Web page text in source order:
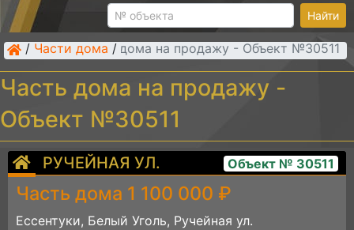
Найти
/ Части дома /
Часть дома на продажу - Объект №30511
Часть дома на продажу -
Объект №30511
РУЧЕЙНАЯ УЛ. Объект № 30511
Часть дома 1 100 000 ₽
Ессентуки, Белый Уголь, Ручейная ул.